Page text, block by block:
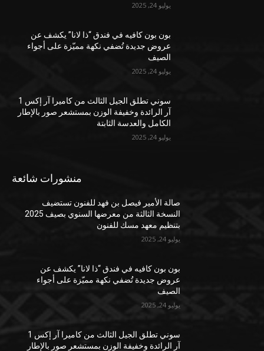
يوليو 24, 2025
بون بون كافيه في فندق “ذا لانا” يكشف عن
عروض جديدة تُضفي نكهة مميّزة على أجواء
الصيف
يوليو 24, 2025
سوني تطلق الجيل الثالث من كاميرا آر إكس 1
آر الرائدة وخفيفة الوزن بمستشعر صور بالإطار
الكامل والعدسة الثابتة
يوليو 24, 2025
منشورات شائعة
صالة الأمير فيصل بن فهد للفنون تستضيف
النسخة الثالثة من معرضها السنوي بصيف 2025
بتنظيم معهد مسك للفنون
يوليو 24, 2025
بون بون كافيه في فندق “ذا لانا” يكشف عن
عروض جديدة تُضفي نكهة مميّزة على أجواء
الصيف
يوليو 24, 2025
سوني تطلق الجيل الثالث من كاميرا آر إكس 1
آر الرائدة وخفيفة الوزن بمستشعر صور بالإطار